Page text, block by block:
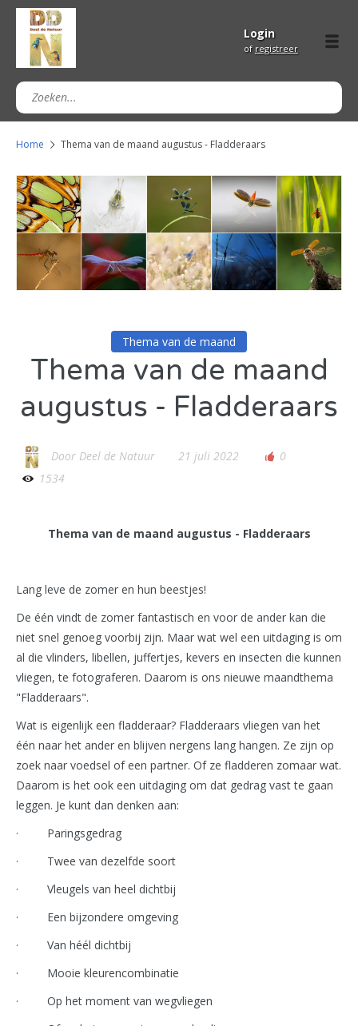
Login
of registreer
Home Thema van de maand augustus - Fladderaars
Thema van de maand
Thema van de maand
augustus - Fladderaars
Door Deel de Natuur 21 juli 2022
0
1534
Thema van de maand augustus - Fladderaars
Lang leve de zomer en hun beestjes!
De één vindt de zomer fantastisch en voor de ander kan die
niet snel genoeg voorbij zijn. Maar wat wel een uitdaging is om
al die vlinders, libellen, juffertjes, kevers en insecten die kunnen
vliegen, te fotograferen. Daarom is ons nieuwe maandthema
"Fladderaars".
Wat is eigenlijk een fladderaar? Fladderaars vliegen van het
één naar het ander en blijven nergens lang hangen. Ze zijn op
zoek naar voedsel of een partner. Of ze fladderen zomaar wat.
Daarom is het ook een uitdaging om dat gedrag vast te gaan
leggen. Je kunt dan denken aan:
· Paringsgedrag
· Twee van dezelfde soort
· Vleugels van heel dichtbij
· Een bijzondere omgeving
· Van héél dichtbij
· Mooie kleurencombinatie
· Op het moment van wegvliegen